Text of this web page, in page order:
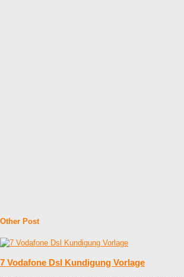
Other Post
7 Vodafone Dsl Kundigung Vorlage